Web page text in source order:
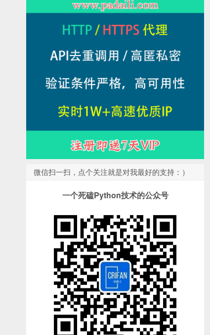
微信扫一扫，点个关注就是对我最好的支持：）
一个死磕Python技术的公众号